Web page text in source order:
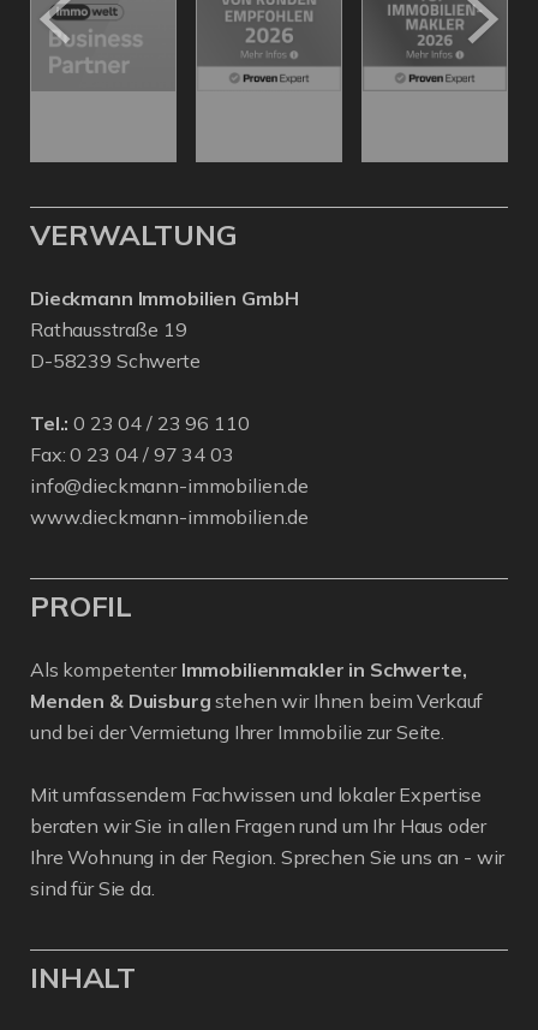
VERWALTUNG
Dieckmann Immobilien GmbH
Rathausstraße 19
D-58239 Schwerte
Tel.: 0 23 04 / 23 96 110
Fax: 0 23 04 / 97 34 03
info@dieckmann-immobilien.de
www.dieckmann-immobilien.de
PROFIL
Als kompetenter Immobilienmakler in Schwerte,
Menden & Duisburg stehen wir Ihnen beim Verkauf
und bei der Vermietung Ihrer Immobilie zur Seite.
Mit umfassendem Fachwissen und lokaler Expertise
beraten wir Sie in allen Fragen rund um Ihr Haus oder
Ihre Wohnung in der Region. Sprechen Sie uns an - wir
sind für Sie da.
INHALT